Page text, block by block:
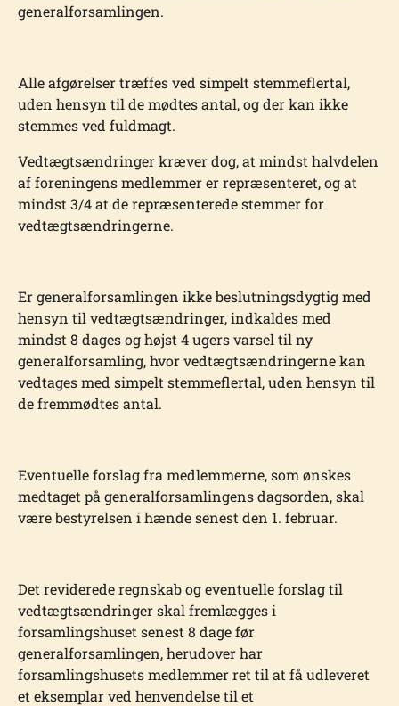
generalforsamlingen.
Alle afgørelser træffes ved simpelt stemmeflertal,
uden hensyn til de mødtes antal, og der kan ikke
stemmes ved fuldmagt.
Ved­tægtsændringer kræver dog, at mindst halvdelen
af foreningens medlemmer er repræ­senteret, og at
mindst 3/4 at de repræsenterede stemmer for
vedtægtsændringerne.
Er generalforsamlingen ikke beslutningsdygtig med
hensyn til vedtægtsændringer, ind­kaldes med
mindst 8 dages og højst 4 ugers varsel til ny
generalforsamling, hvor vedtægtsændringerne kan
vedtages med simpelt stemmeflertal, uden hensyn til
de frem­mødtes antal.
Eventuelle forslag fra medlemmerne, som ønskes
medtaget på generalforsamlingens dagsorden, skal
være bestyrelsen i hænde senest den 1. februar.
Det reviderede regnskab og eventuelle forslag til
vedtægtsændringer skal fremlægges i
forsamlingshuset senest 8 dage før
generalforsamlingen, herudover har
forsamlingshusets medlemmer ret til at få udleveret
et eksemplar ved henvendelse til et